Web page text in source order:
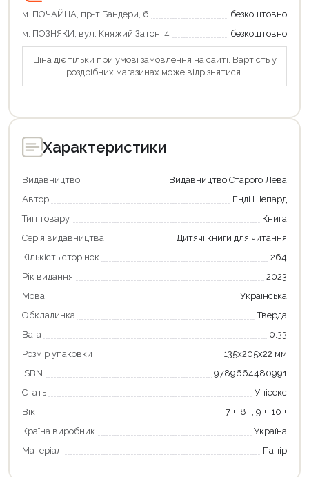
м. ПОЧАЙНА, пр-т Бандери, 6
безкоштовно
м. ПОЗНЯКИ, вул. Княжий Затон, 4
безкоштовно
Ціна діє тільки при умові замовлення на сайті. Вартість у
роздрібних магазинах може відрізнятися.
Характеристики
Видавництво
Видавництво Старого Лева
Автор
Енді Шепард
Тип товару
Книга
Серія видавництва
Дитячі книги для читання
Кількість сторінок
264
Рік видання
2023
Мова
Українська
Обкладинка
Тверда
Вага
0.33
Розмір упаковки
135х205х22 мм
ISBN
9789664480991
Стать
Унісекс
Вік
7 +, 8 +, 9 +, 10 +
Країна виробник
Україна
Матеріал
Папір